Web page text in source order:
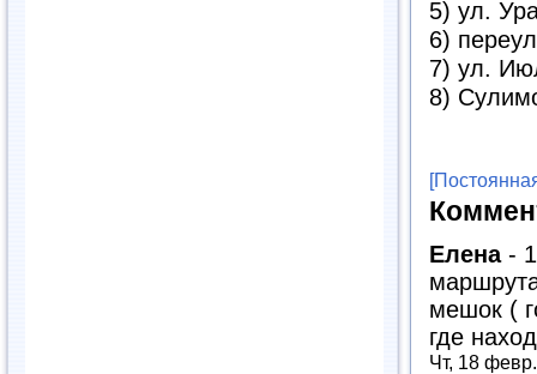
5) ул.
6)
7) ул.
8)
Елена -
мешок (
где
Чт, 18